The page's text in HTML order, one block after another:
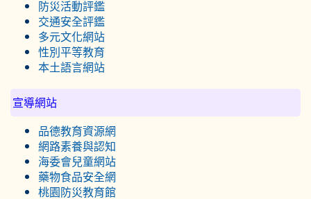
防災活動評鑑
交通安全評鑑
多元文化網站
性別平等教育
本土語言網站
宣導網站
品德教育資源網
網路素養與認知
海委會兒童網站
藥物食品安全網
桃園防災教育館